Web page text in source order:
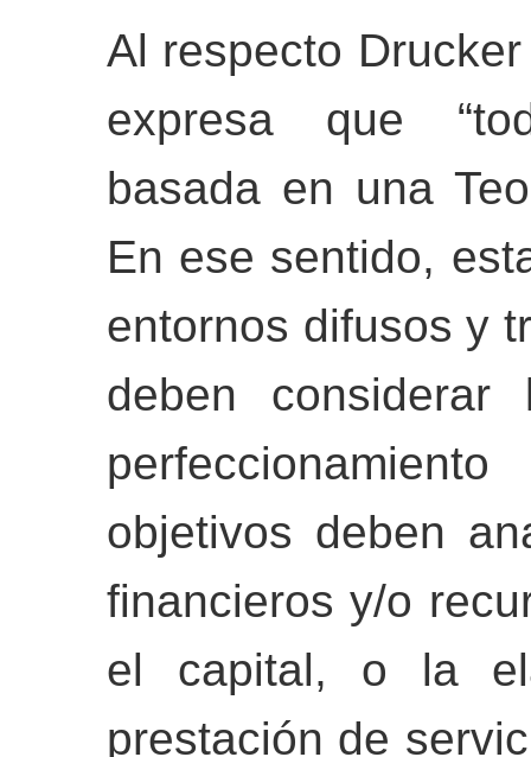
Al respecto
expresa que
basada en una
En ese sentido,
entornos difusos y
deben
objetivos deben
financieros y/o
el capital, o la
prestación de